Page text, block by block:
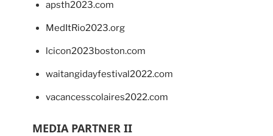
apsth2023.com
MedItRio2023.org
lcicon2023boston.com
waitangidayfestival2022.com
vacancesscolaires2022.com
MEDIA PARTNER II